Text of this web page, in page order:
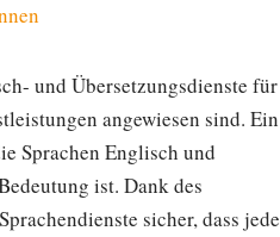
und Übersetzungsdienste für
angewiesen sind. Ein
Sprachen Englisch und
ist. Dank des
sicher, dass jede